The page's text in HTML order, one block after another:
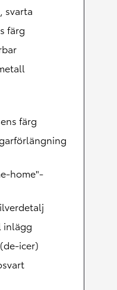
svarta
färg
färg
home"-
inlägg
icer)